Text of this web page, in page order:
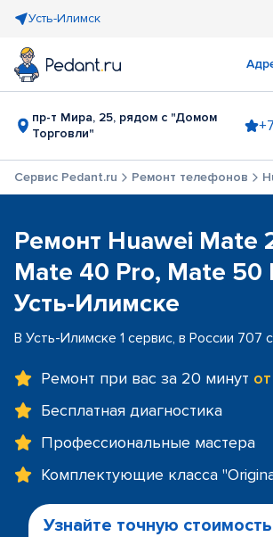
Усть-Илимск
пр-т Мира, 25, рядом с "Домом
Торговли"
Сервис Pedant.ru Ремонт телефонов
Ремонт Huawei Mate
Mate 40 Pro, Mate 50
Усть-Илимске
В Усть-Илимске 1 сервис, в России 707
Ремонт при вас за 20 минут
Бесплатная диагностика
Профессиональные мастера
Комплектующие класса
Узнайте точную стоимость